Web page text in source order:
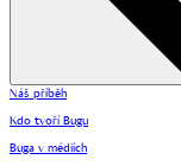
Náš příběh
Kdo tvoří Bugu
Buga v médiích